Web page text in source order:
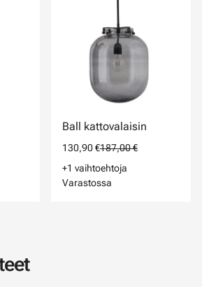
Ball kattovalaisin
130,90 €187,00 €
+1 vaihtoehtoja
Varastossa